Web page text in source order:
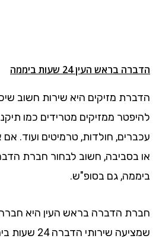
הדברה בראש העין 24 שעות ביממה
הדברת מזיקים היא שירות חשוב
להיפטר ממזיקים מטרידים כמו
עכברים, חולדות, טרמיטים ועוד.
ביממה, גם בסופ"ש.
חברת הדברה בראש העין היא חברה
שמציעה